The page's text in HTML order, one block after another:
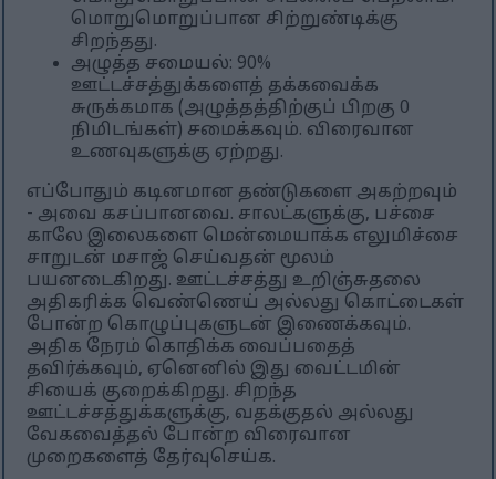
மொறுமொறுப்பான சிற்றுண்டிக்கு
சிறந்தது.
அழுத்த சமையல்: 90%
ஊட்டச்சத்துக்களைத் தக்கவைக்க
சுருக்கமாக (அழுத்தத்திற்குப் பிறகு 0
நிமிடங்கள்) சமைக்கவும். விரைவான
உணவுகளுக்கு ஏற்றது.
எப்போதும் கடினமான தண்டுகளை அகற்றவும்
- அவை கசப்பானவை. சாலட்களுக்கு, பச்சை
காலே இலைகளை மென்மையாக்க எலுமிச்சை
சாறுடன் மசாஜ் செய்வதன் மூலம்
பயனடைகிறது. ஊட்டச்சத்து உறிஞ்சுதலை
அதிகரிக்க வெண்ணெய் அல்லது கொட்டைகள்
போன்ற கொழுப்புகளுடன் இணைக்கவும்.
அதிக நேரம் கொதிக்க வைப்பதைத்
தவிர்க்கவும், ஏனெனில் இது வைட்டமின்
சியைக் குறைக்கிறது. சிறந்த
ஊட்டச்சத்துக்களுக்கு, வதக்குதல் அல்லது
வேகவைத்தல் போன்ற விரைவான
முறைகளைத் தேர்வுசெய்க.